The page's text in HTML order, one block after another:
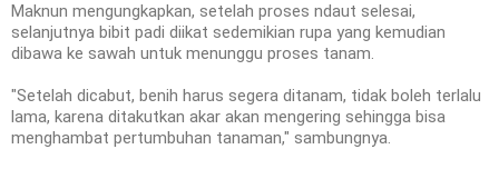
Maknun mengungkapkan, setelah proses ndaut selesai,
selanjutnya bibit padi diikat sedemikian rupa yang kemudian
dibawa ke sawah untuk menunggu proses tanam.
"Setelah dicabut, benih harus segera ditanam, tidak boleh terlalu
lama, karena ditakutkan akar akan mengering sehingga bisa
menghambat pertumbuhan tanaman," sambungnya.